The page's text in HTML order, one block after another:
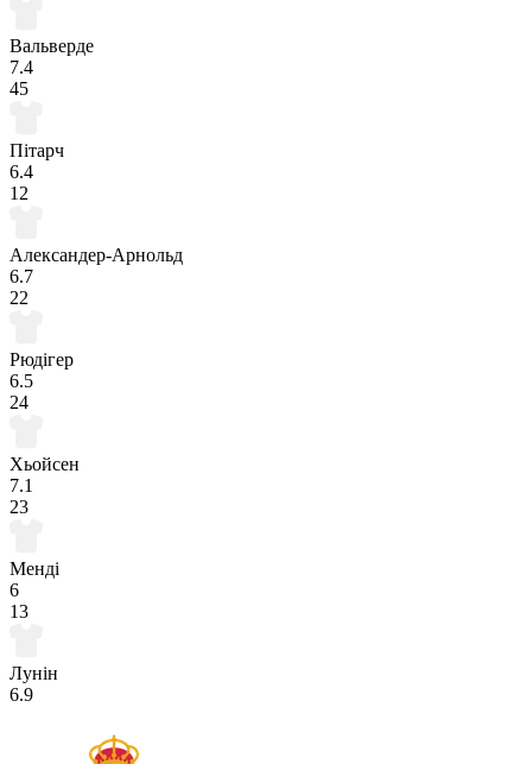
Вальверде
7.4
45
Пітарч
6.4
12
Александер-Арнольд
6.7
22
Рюдігер
6.5
24
Хьойсен
7.1
23
Менді
6
13
Лунін
6.9